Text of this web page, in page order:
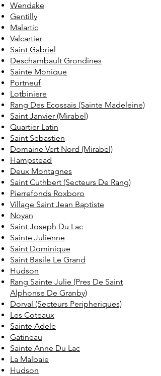
Wendake
Gentilly
Malartic
Valcartier
Saint Gabriel
Deschambault Grondines
Sainte Monique
Portneuf
Lotbiniere
Rang Des Ecossais (Sainte Madeleine)
Saint Janvier (Mirabel)
Quartier Latin
Saint Sebastien
Domaine Vert Nord (Mirabel)
Hampstead
Deux Montagnes
Saint Cuthbert (Secteurs De Rang)
Pierrefonds Roxboro
Village Saint Jean Baptiste
Noyan
Saint Joseph Du Lac
Sainte Julienne
Saint Dominique
Saint Basile Le Grand
Hudson
Rang Sainte Julie (Pres De Saint
Alphonse De Granby)
Dorval (Secteurs Peripheriques)
Les Coteaux
Sainte Adele
Gatineau
Sainte Anne Du Lac
La Malbaie
Hudson